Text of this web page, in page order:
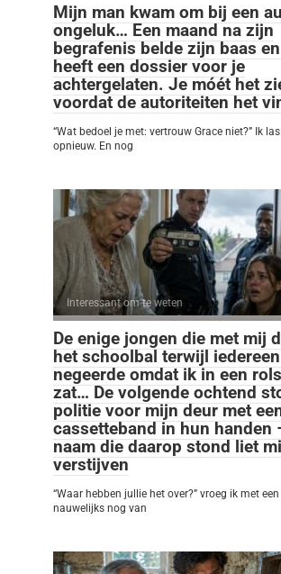
Mijn man kwam om bij een
ongeluk… Een maand na zijn
begrafenis belde zijn baas
heeft een dossier voor je
achtergelaten. Je móét het
voordat de autoriteiten het
“Wat bedoel je met: vertrouw Grace niet?” Ik
opnieuw. En nog
Interessant om te weten
De enige jongen die met mij
het schoolbal terwijl
negeerde omdat ik in een
zat… De volgende ochtend
politie voor mijn deur met
cassetteband in hun handen
naam die daarop stond liet
verstijven
“Waar hebben jullie het over?” vroeg ik met
nauwelijks nog van